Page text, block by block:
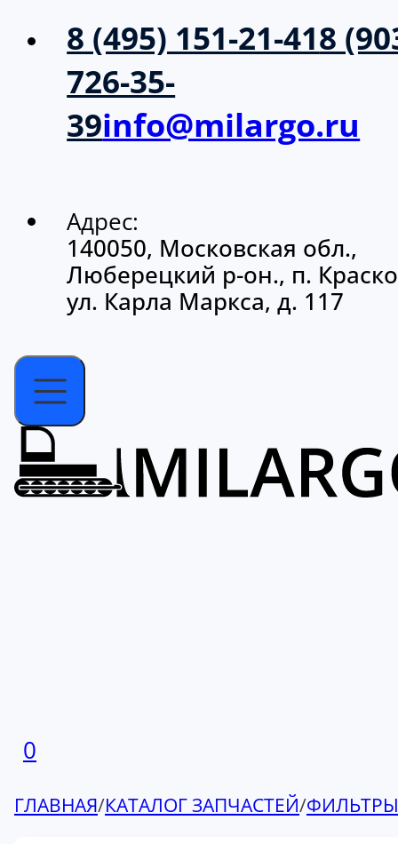
8 (495) 151-21-418
726-35-
39info@milargo.ru
Адрес:
140050, Московская обл.,
Люберецкий р-он., п.
ул. Карла Маркса, д. 117
0
ГЛАВНАЯ/КАТАЛОГ ЗАПЧАСТЕЙ/ФИЛЬТРЫ